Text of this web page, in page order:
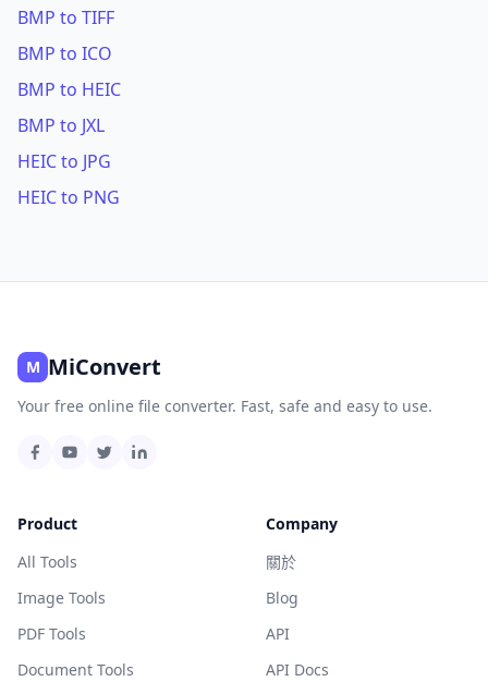
BMP to TIFF
BMP to ICO
BMP to HEIC
BMP to JXL
HEIC to JPG
HEIC to PNG
M MiConvert
Your free online file converter. Fast, safe and easy to use.
Product
All Tools
Image Tools
PDF Tools
Document Tools
Company
關於
Blog
API
API Docs